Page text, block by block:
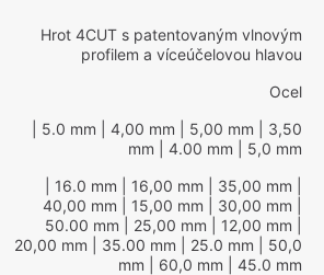
Hrot 4CUT s patentovaným vlnovým
profilem a víceúčelovou hlavou
Ocel
| 5.0 mm | 4,00 mm | 5,00 mm | 3,50
mm | 4.00 mm | 5,0 mm
| 16.0 mm | 16,00 mm | 35,00 mm
40,00 mm | 15,00 mm | 30,00 mm
50.00 mm | 25,00 mm | 12,00 mm
20,00 mm | 35.00 mm | 25.0 mm | 50,0
mm | 60,0 mm | 45.0 mm